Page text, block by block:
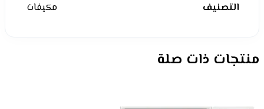
التصنيف مكيفات
منتجات ذات صلة